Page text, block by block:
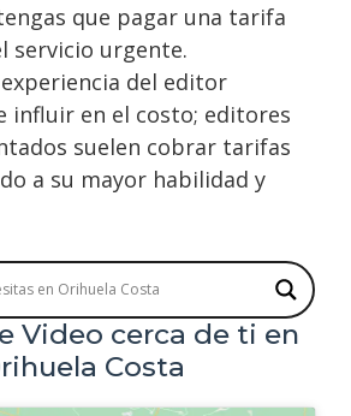
que pagar una tarifa
servicio urgente.
del editor
influir en el costo; editores
suelen cobrar tarifas
a su mayor habilidad y
Video cerca de ti en
Costa